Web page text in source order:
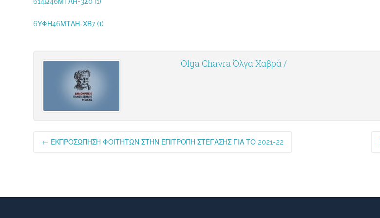
6ΥΦΗ46ΜΤΛΗ-ΧΒ7 (1)
Olga Chavra Όλγα Χαβρά /
Post
← ΕΚΠΡΟΣΩΠΗΣΗ ΦΟΙΤΗΤΩΝ ΣΤΗΝ ΕΠΙΤΡΟΠΗ ΣΤΕΓΑΣΗΣ ΓΙΑ ΤΟ 2021-22